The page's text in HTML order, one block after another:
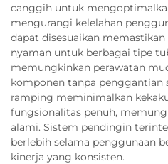
canggih untuk
mengurangi kelelahan
dapat disesuaikan
nyaman untuk berbagai tipe
memungkinkan perawatan
komponen tanpa penggantian
ramping meminimalkan
fungsionalitas penuh,
alami. Sistem pendingin
berlebih selama penggunaan
kinerja yang konsisten.